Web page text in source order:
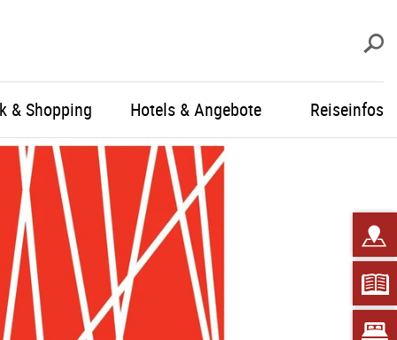
& Shopping Hotels & Angebote Reiseinfos